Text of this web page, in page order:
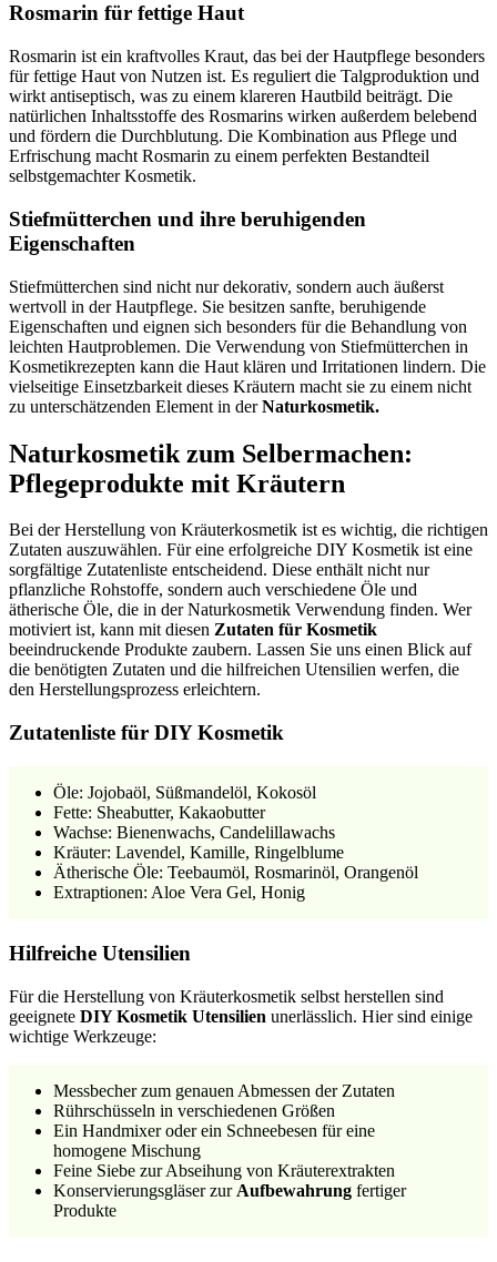
Rosmarin für fettige Haut
Rosmarin ist ein kraftvolles Kraut, das bei der Hautpflege besonders
für fettige Haut von Nutzen ist. Es reguliert die Talgproduktion und
wirkt antiseptisch, was zu einem klareren Hautbild beiträgt. Die
natürlichen Inhaltsstoffe des Rosmarins wirken außerdem belebend
und fördern die Durchblutung. Die Kombination aus Pflege und
Erfrischung macht Rosmarin zu einem perfekten Bestandteil
selbstgemachter Kosmetik.
Stiefmütterchen und ihre beruhigenden
Eigenschaften
Stiefmütterchen sind nicht nur dekorativ, sondern auch äußerst
wertvoll in der Hautpflege. Sie besitzen sanfte, beruhigende
Eigenschaften und eignen sich besonders für die Behandlung von
leichten Hautproblemen. Die Verwendung von Stiefmütterchen in
Kosmetikrezepten kann die Haut klären und Irritationen lindern. Die
vielseitige Einsetzbarkeit dieses Kräutern macht sie zu einem nicht
zu unterschätzenden Element in derNaturkosmetik.
Naturkosmetik zum Selbermachen:
Pflegeprodukte mit Kräutern
Bei der Herstellung von Kräuterkosmetik ist es wichtig, die richtigen
Zutaten auszuwählen. Für eine erfolgreiche DIY Kosmetik ist eine
sorgfältige Zutatenliste entscheidend. Diese enthält nicht nur
pflanzliche Rohstoffe, sondern auch verschiedene Öle und
ätherische Öle, die in der Naturkosmetik Verwendung finden. Wer
motiviert ist, kann mit diesen Zutaten für Kosmetik
beeindruckende Produkte zaubern. Lassen Sie uns einen Blick auf
die benötigten Zutaten und die hilfreichen Utensilien werfen, die
den Herstellungsprozess erleichtern.
Zutatenliste für DIY Kosmetik
Öle: Jojobaöl, Süßmandelöl, Kokosöl
Fette: Sheabutter, Kakaobutter
Wachse: Bienenwachs, Candelillawachs
Kräuter: Lavendel, Kamille, Ringelblume
Ätherische Öle: Teebaumöl, Rosmarinöl, Orangenöl
Extraptionen: Aloe Vera Gel, Honig
Hilfreiche Utensilien
Für die Herstellung von Kräuterkosmetik selbst herstellen sind
geeignete DIY Kosmetik Utensilien unerlässlich. Hier sind einige
wichtige Werkzeuge:
Messbecher zum genauen Abmessen der Zutaten
Rührschüsseln in verschiedenen Größen
Ein Handmixer oder ein Schneebesen für eine
homogene Mischung
Feine Siebe zur Abseihung von Kräuterextrakten
Konservierungsgläser zur Aufbewahrung fertiger
Produkte